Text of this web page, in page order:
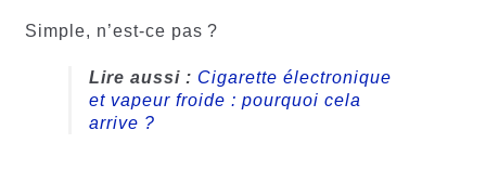
Simple, n’est-ce pas ?
Lire aussi : Cigarette électronique
et vapeur froide : pourquoi cela
arrive ?